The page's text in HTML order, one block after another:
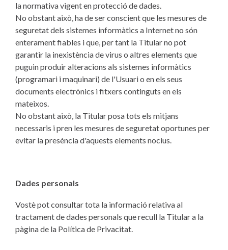
la normativa vigent en protecció de dades.
No obstant això, ha de ser conscient que les mesures de
seguretat dels sistemes informàtics a Internet no són
enterament fiables i que, per tant la Titular no pot
garantir la inexistència de virus o altres elements que
puguin produir alteracions als sistemes informàtics
(programari i maquinari) de l'Usuari o en els seus
documents electrònics i fitxers continguts en els
mateixos.
No obstant això, la Titular posa tots els mitjans
necessaris i pren les mesures de seguretat oportunes per
evitar la presència d'aquests elements nocius.
Dades personals
Vostè pot consultar tota la informació relativa al
tractament de dades personals que recull la Titular a la
pàgina de la Política de Privacitat.